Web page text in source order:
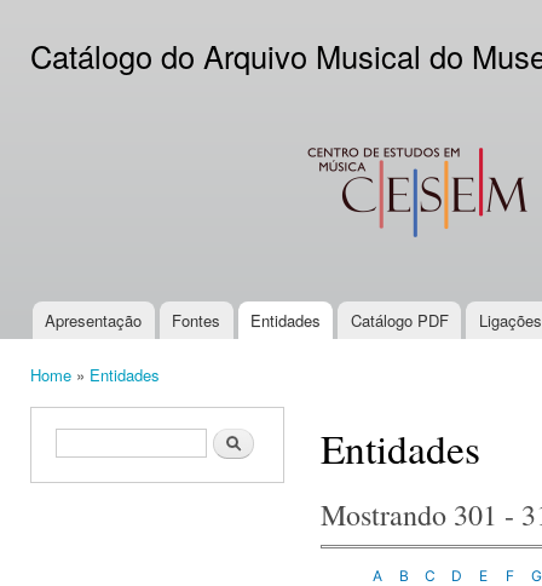
Catálogo do Arquivo Musical do
CESEM
Main menu
Apresentação Fontes Entidades Catálogo PDF
Home » Entidades
Search form Search Entidades
Mostrando 301 -
A B C D E F G